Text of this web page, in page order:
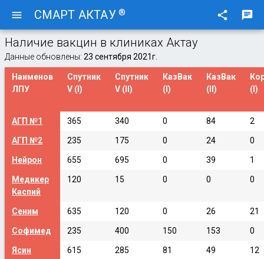
menu СМАРТ АКТАУ ® share chat
Наличие вакцин в клиниках Актау
Данные обновлены: 23 сентября 2021г.
Наименов
ЛПУ
Спутник
V (I)
Спутник
V (II)
КазВак
(I)
КазВак
(II)
(I)
АГП №1 365 340 0 84 2
АГП №2 235 175 0 24 0
Нейрон 655 695 0 39 1
Медикер
Каспий
120 15 0 0 0
Сеним 635 120 0 26 21
Софимед 235 400 150 153 0
Ясин 615 285 81 49 12